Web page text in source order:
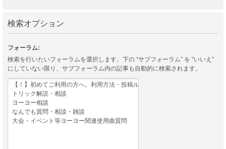
検索オプション
フォーラム:
検索を行いたいフォーラムを選択します。下の “サブフォーラム” を “いいえ”
にしていない限り、サブフォーラム内の記事も自動的に検索されます。